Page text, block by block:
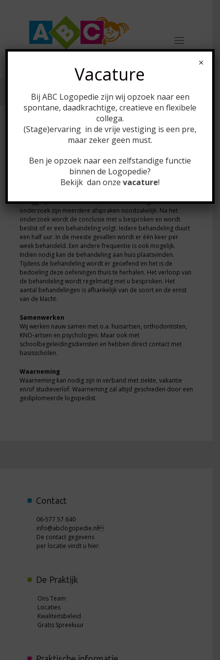
Behandeling bij de
logopedist
Iedere behandeling duurt een half uur
vraaggesprek en een onderzoek. Voor een uitgebreid
onderzoek zijn meerdere afspraken noodzakelijk. Na het
onderzoek wordt de conclusie met u besproken en wordt
beslist of er een behandeling volgt. Iedere behandeling duurt
een half uur. In de meeste gevallen wordt er één keer per
week behandeld. Een andere frequentie is ook mogelijk.
Indien nodig kan de behandeling aan huis plaatsvinden.
Tijdens de behandeling wordt er geoefend en het is de
bedoeling deze oefeningen thuis te herhalen. Het verloop van
de behandeling wordt regelmatig met u besproken. Het
aantal behandelingen is afhankelijk van de soort en de ernst
van de klacht.
Samenwerken
Wij werken nauw samen met o.a. huisartsen, orthodontisten,
KNO-artsen en psychologen. Maar ook met
schoolbegeleidingsdiensten en hebben direct contact met
basisscholen.
Waarneming
Waarneming kan nodig zijn in verband met ziekte, vakantie
en/of studieverlof. Waarneming zal altijd geschieden door een
gediplomeerde logopedist.
Contact
06-577 57 640
info@abclogopedie.nl
De contact gegevens
per locatie vindt u hier.
De Praktijk
Ons Team
Locaties
Kwaliteitsbeleid
Gratis Spreekuur
Vacature
Bij ABC Logopedie zijn wij opzoek naar een
spontane, daadkrachtige, creatieve en flexibele
collega.
(Stage)ervaring in de vrije vestiging is een pre,
maar zeker geen must.
Ben je opzoek naar een zelfstandige functie
binnen de Logopedie?
Bekijk dan onze vacature!
×